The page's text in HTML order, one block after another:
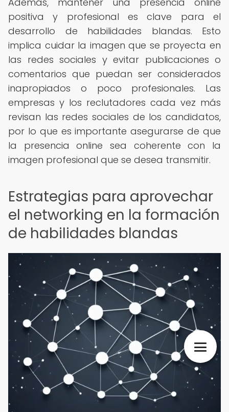
positiva y profesional es clave para el
desarrollo de habilidades blandas. Esto
implica cuidar la imagen que se proyecta en
las redes sociales y evitar publicaciones o
comentarios que puedan ser considerados
inapropiados o poco profesionales. Las
empresas y los reclutadores cada vez más
revisan las redes sociales de los candidatos,
por lo que es importante asegurarse de que
la presencia online sea coherente con la
imagen profesional que se desea transmitir.
Estrategias para aprovechar
el networking en la formación
de habilidades blandas